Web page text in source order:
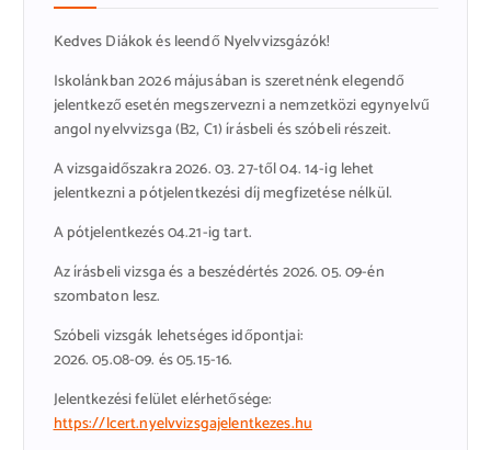
Kedves Diákok és leendő Nyelvvizsgázók!
Iskolánkban 2026 májusában is szeretnénk elegendő
jelentkező esetén megszervezni a nemzetközi egynyelvű
angol nyelvvizsga (B2, C1) írásbeli és szóbeli részeit.
A vizsgaidőszakra 2026. 03. 27-től 04. 14-ig lehet
jelentkezni a pótjelentkezési díj megfizetése nélkül.
A pótjelentkezés 04.21-ig tart.
Az írásbeli vizsga és a beszédértés 2026. 05. 09-én
szombaton lesz.
Szóbeli vizsgák lehetséges időpontjai:
2026. 05.08-09. és 05.15-16.
Jelentkezési felület elérhetősége:
https://lcert.nyelvvizsgajelentkezes.hu